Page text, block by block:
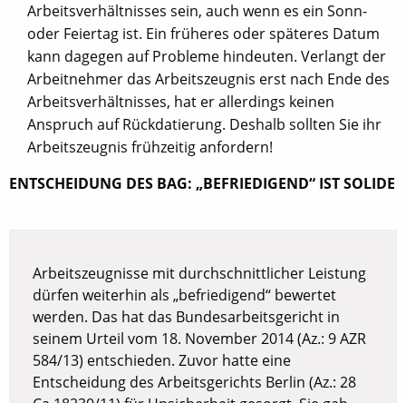
Arbeitsverhältnisses sein, auch wenn es ein Sonn-
oder Feiertag ist. Ein früheres oder späteres Datum
kann dagegen auf Probleme hindeuten. Verlangt der
Arbeitnehmer das Arbeitszeugnis erst nach Ende des
Arbeitsverhältnisses, hat er allerdings keinen
Anspruch auf Rückdatierung. Deshalb sollten Sie ihr
Arbeitszeugnis frühzeitig anfordern!
ENTSCHEIDUNG DES BAG: „BEFRIEDIGEND“ IST SOLIDE
Arbeitszeugnisse mit durchschnittlicher Leistung
dürfen weiterhin als „befriedigend“ bewertet
werden. Das hat das Bundesarbeitsgericht in
seinem Urteil vom 18. November 2014 (Az.: 9 AZR
584/13) entschieden. Zuvor hatte eine
Entscheidung des Arbeitsgerichts Berlin (Az.: 28